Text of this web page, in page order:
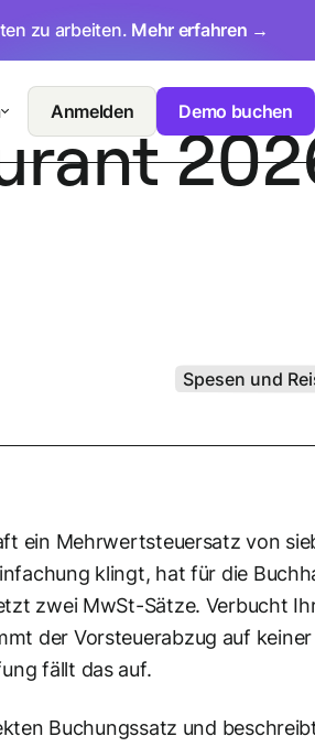
zu arbeiten. Mehr erfahren →
Anmelden Demo buchen
Spesen und
ein Mehrwertsteuersatz von
klingt, hat für die
zwei MwSt-Sätze. Verbucht
der Vorsteuerabzug auf keiner
fällt das auf.
Buchungssatz und